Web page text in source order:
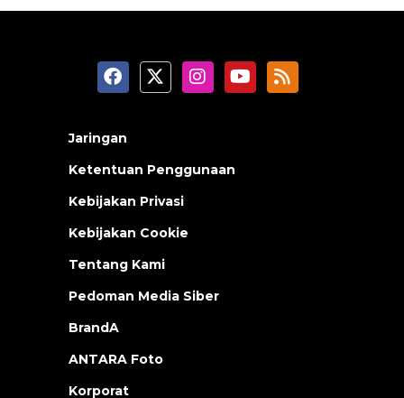
Jaringan
Ketentuan Penggunaan
Kebijakan Privasi
Kebijakan Cookie
Tentang Kami
Pedoman Media Siber
BrandA
ANTARA Foto
Korporat